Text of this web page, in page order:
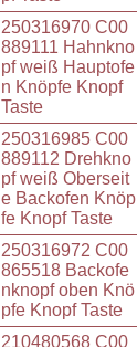
250316970 C00
889111 Hahnkno
pf weiß Hauptofe
n Knöpfe Knopf
Taste
250316985 C00
889112 Drehkno
pf weiß Oberseit
e Backofen Knöp
fe Knopf Taste
250316972 C00
865518 Backofe
nknopf oben Knö
pfe Knopf Taste
210480568 C00